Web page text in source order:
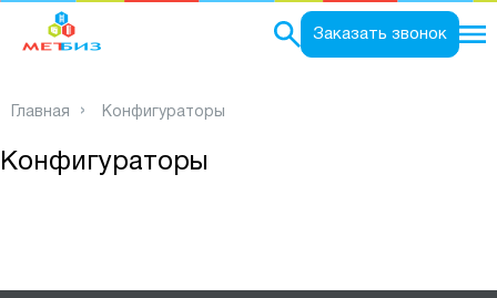
Заказать звонок
Главная Конфигураторы
Конфигураторы